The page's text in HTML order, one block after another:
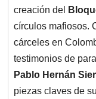
creación del
círculos mafiosos.
cárceles en
testimonios de
Pablo Hernán
piezas claves de